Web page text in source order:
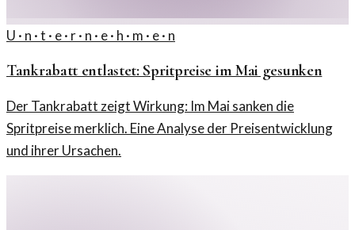
U · n · t · e · r · n · e · h · m · e · n
Tankrabatt entlastet: Spritpreise im Mai gesunken
Der Tankrabatt zeigt Wirkung: Im Mai sanken die
Spritpreise merklich. Eine Analyse der Preisentwicklung
und ihrer Ursachen.